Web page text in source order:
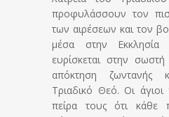
προφυλάσσουν τον
των αιρέσεων και τον
μέσα στην
ευρίσκεται στην
απόκτηση ζωντανής
Τριαδικό Θεό. Οι
πείρα τους ότι κάθε